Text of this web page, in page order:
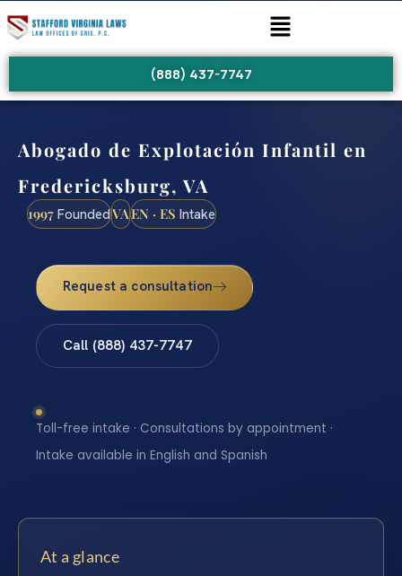
(888) 437-7747
Abogado de Explotación Infantil en
Fredericksburg, VA
1997 FoundedVAEN · ES Intake
Request a consultation
Call (888) 437-7747
Toll-free intake · Consultations by appointment ·
Intake available in English and Spanish
At a glance